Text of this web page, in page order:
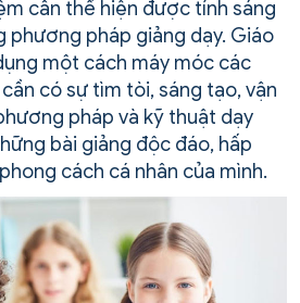
cần thể hiện được tính sáng
phương pháp giảng dạy. Giáo
một cách máy móc các
có sự tìm tòi, sáng tạo, vận
pháp và kỹ thuật dạy
bài giảng độc đáo, hấp
cách cá nhân của mình.